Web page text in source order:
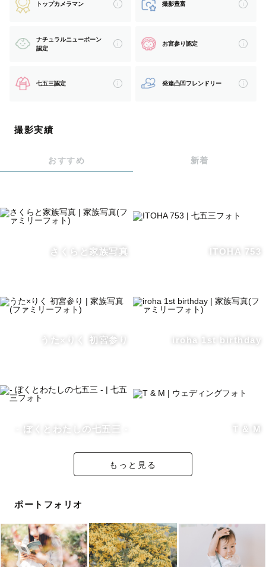
ご相談くださいませ！
【 あんちゃん🌷自己紹介 】
▷大阪在住カメラマン📷ご依頼いただければ関西を中心に
▷平日は特別養護老人ホームで介護士をしています👵🏻
常┊お誕生日┊おでかけ
▷私の好きなもの💚：音楽を聴くことが好きです！
会などジャンル問わず聞きます🌼推しのお話なども大好き
なので、皆さんの推しもいれば教えてください！
と感じて欲しくて、子育ての日々や成長を写真に残し家族
気持ちもあるかも知れない。その中で残した写真がいつか
かけや、思い返す大切なものになればいいなと思っていま
ゆったりお話ししながら普段の様子を撮影させていただき
わからないことはもちろん、これを使って撮影がしたい！
せ！一緒に楽しい時間にしましょう🧡
【📸打ち合わせ】
事前の打ち合わせでは基本はLINEで行っております！ご
予約の際のLINE QRコードよりご連絡させていただきま
す。LINEの設定のプライバシー管理より｟メッセージ受
トップカメラマン 撮影豊富
ナチュラルニューボーン
認定
お宮参り認定
七五三認定 発達凸凹フレンドリー
撮影実績
おすすめ 新着
さくらと家族写真 ITOHA 753
うた×りく 初宮参り iroha 1st birthday
- ぼくとわたしの七五三 - T & M
もっと見る
ポートフォリオ